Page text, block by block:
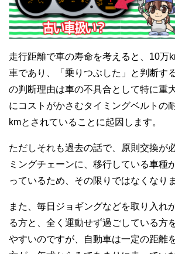
走行距離で車の寿命を考えると、10万
車であり、「乗りつぶした」と判断す
の判断理由は車の不具合として特に重
にコストがかさむタイミングベルトの
kmとされていることに起因します。
ただしそれも過去の話で、原則交換が
ミングチェーンに、移行している車種
っているため、その限りではなくなり
また、毎日ジョギングなどを取り入れ
る方と、全く運動せず過ごしている方
やすいのですが、自動車は一定の距離